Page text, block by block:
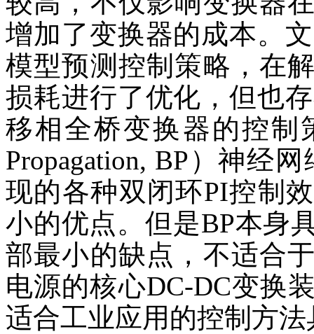
增加了变换器的成本。
模型预测控制策略，在
损耗进行了优化，但也
移相全桥变换器的控制
Propagation, BP）神经
现的各种双闭环PI控制
小的优点。但是BP本身
部最小的缺点，不适合
电源的核心DC-DC变换
适合工业应用的控制方